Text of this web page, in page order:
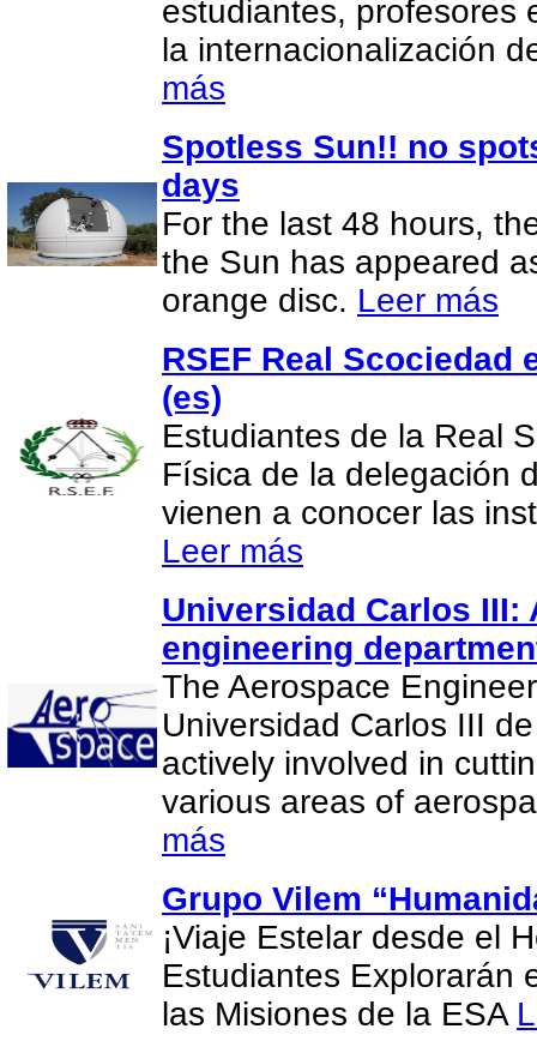
estudiantes, profesores
la internacionalización
más
Spotless Sun!! no
days
For the last 48 hours,
the Sun has appeared
orange disc. Leer más
RSEF Real Scociedad
(es)
Estudiantes de la Real
Física de la delegación
vienen a conocer las
Leer más
Universidad Carlos III:
engineering
The Aerospace
Universidad Carlos III
actively involved in
various areas of
más
Grupo Vilem
¡Viaje Estelar desde el
Estudiantes Explorarán
las Misiones de la ESA